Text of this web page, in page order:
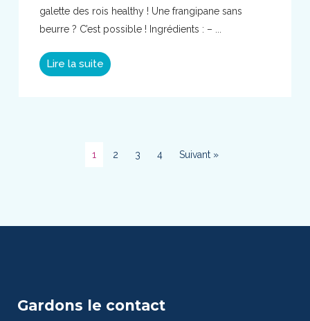
galette des rois healthy ! Une frangipane sans
beurre ? C’est possible ! Ingrédients : – ...
Lire la suite
1 2 3 4 Suivant »
Gardons le contact